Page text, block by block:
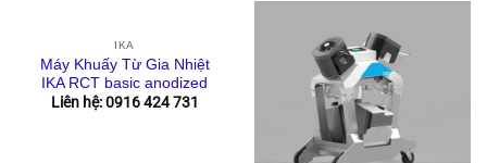
IKA
Máy Khuấy Từ Gia Nhiệt
IKA RCT basic anodized
Liên hệ: 0916 424 731